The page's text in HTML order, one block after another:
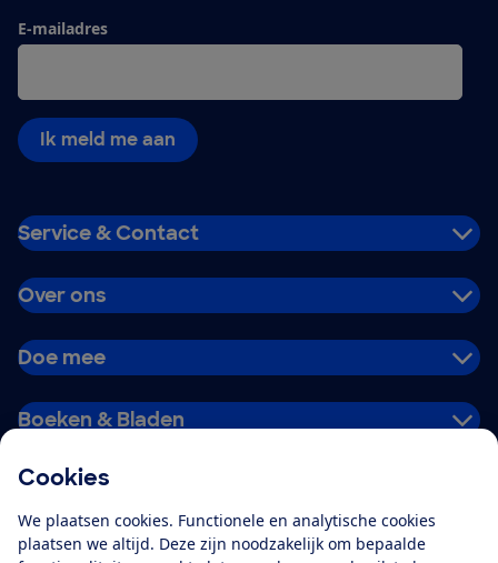
Cookies
We plaatsen cookies. Functionele en analytische cookies
plaatsen we altijd. Deze zijn noodzakelijk om bepaalde
E-mailadres
Ik meld me aan
Service & Contact
Over ons
Doe mee
Boeken & Bladen